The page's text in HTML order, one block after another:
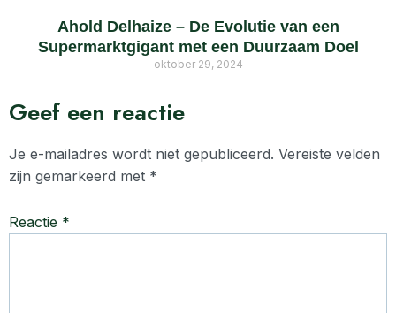
Ahold Delhaize – De Evolutie van een
Supermarktgigant met een Duurzaam Doel
oktober 29, 2024
Geef een reactie
Je e-mailadres wordt niet gepubliceerd. Vereiste velden
zijn gemarkeerd met *
Reactie *